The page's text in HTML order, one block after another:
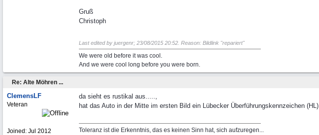
Gruß
Christoph
Last edited by juergenr; 23/08/2015 20:52 . Reason: Bildlink "repariert"
We were old before it was cool.
And we were cool long before you were born.
Re: Alte Möhren ...
ClemensLF
Veteran
Joined: Jul 2012
da sieht es rustikal aus.....,
hat das Auto in der Mitte im ersten Bild ein Lübecker Überführungskennzeichen (HL)
Toleranz ist die Erkenntnis, das es keinen Sinn hat, sich aufzuregen...